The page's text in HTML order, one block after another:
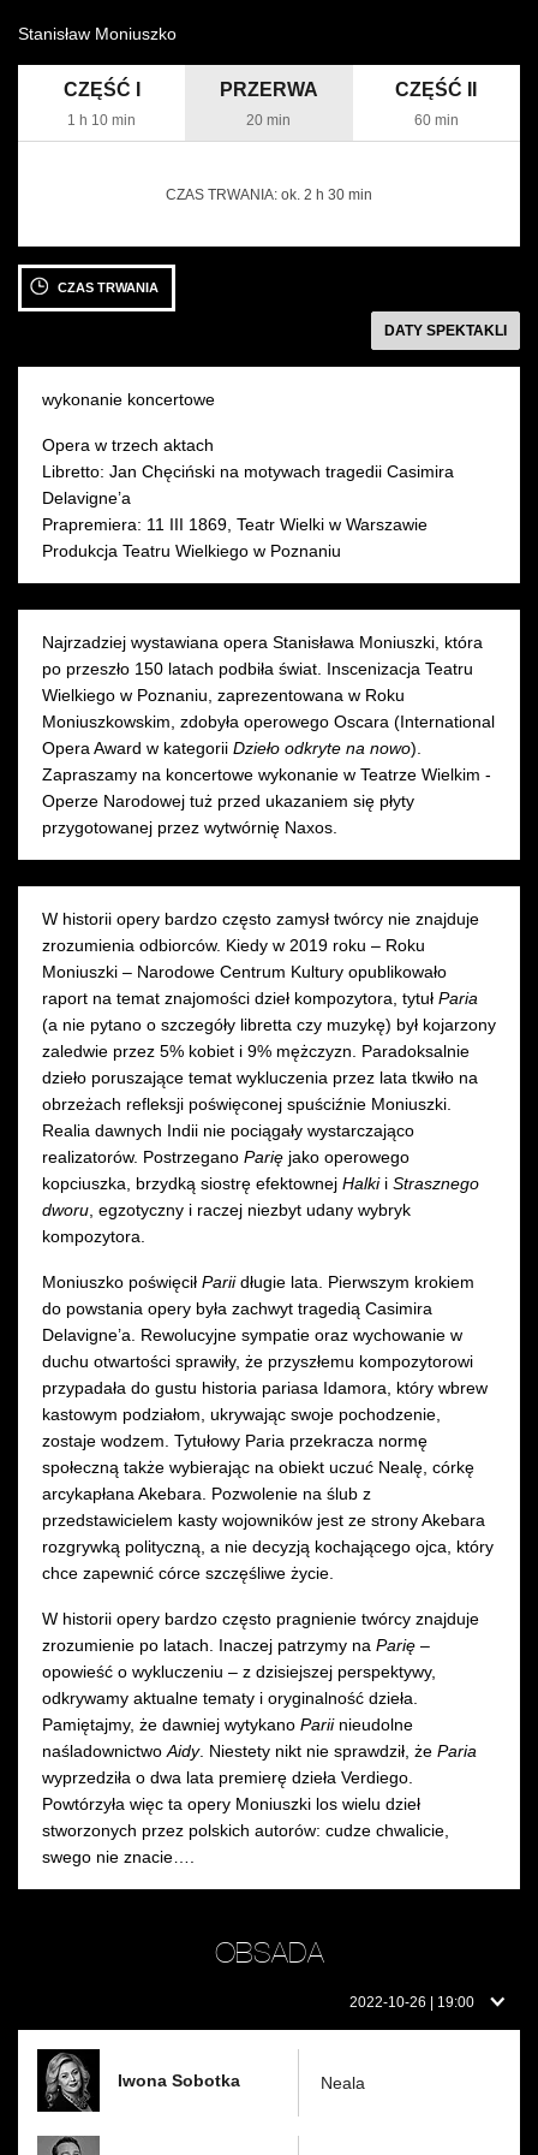
Wynajem kostiumów
Wynajem rekwizytów
Fundusze unijne
Dotacje celowe
Stanisław Moniuszko
CZĘŚĆ I
1 h 10 min
PRZERWA
20 min
CZĘŚĆ II
60 min
CZAS TRWANIA: ok. 2 h 30 min
następnyDATY SPEKTAKLI
CZAS TRWANIA
wykonanie koncertowe
Opera w trzech aktach
Libretto: Jan Chęciński na motywach tragedii Casimira
Delavigne’a
Prapremiera: 11 III 1869, Teatr Wielki w Warszawie
Produkcja Teatru Wielkiego w Poznaniu
Najrzadziej wystawiana opera Stanisława Moniuszki, która
po przeszło 150 latach podbiła świat. Inscenizacja Teatru
Wielkiego w Poznaniu, zaprezentowana w Roku
Moniuszkowskim, zdobyła operowego Oscara (International
Opera Award w kategorii Dzieło odkryte na nowo).
Zapraszamy na koncertowe wykonanie w Teatrze Wielkim -
Operze Narodowej tuż przed ukazaniem się płyty
przygotowanej przez wytwórnię Naxos.
W historii opery bardzo często zamysł twórcy nie znajduje
zrozumienia odbiorców. Kiedy w 2019 roku – Roku
Moniuszki – Narodowe Centrum Kultury opublikowało
raport na temat znajomości dzieł kompozytora, tytuł Paria
(a nie pytano o szczegóły libretta czy muzykę) był kojarzony
zaledwie przez 5% kobiet i 9% mężczyzn. Paradoksalnie
dzieło poruszające temat wykluczenia przez lata tkwiło na
obrzeżach refleksji poświęconej spuściźnie Moniuszki.
Realia dawnych Indii nie pociągały wystarczająco
realizatorów. Postrzegano Parię jako operowego
kopciuszka, brzydką siostrę efektownej Halkii Strasznego
dworu, egzotyczny i raczej niezbyt udany wybryk
kompozytora.
Moniuszko poświęcił Pariidługie lata. Pierwszym krokiem
do powstania opery była zachwyt tragedią Casimira
Delavigne’a. Rewolucyjne sympatie oraz wychowanie w
duchu otwartości sprawiły, że przyszłemu kompozytorowi
przypadała do gustu historia pariasa Idamora, który wbrew
kastowym podziałom, ukrywając swoje pochodzenie,
zostaje wodzem. Tytułowy Paria przekracza normę
społeczną także wybierając na obiekt uczuć Nealę, córkę
arcykapłana Akebara. Pozwolenie na ślub z
przedstawicielem kasty wojowników jest ze strony Akebara
rozgrywką polityczną, a nie decyzją kochającego ojca, który
chce zapewnić córce szczęśliwe życie.
W historii opery bardzo często pragnienie twórcy znajduje
zrozumienie po latach. Inaczej patrzymy na Parię –
opowieść o wykluczeniu – z dzisiejszej perspektywy,
odkrywamy aktualne tematy i oryginalność dzieła.
Pamiętajmy, że dawniej wytykano Parii nieudolne
naśladownictwoAidy. Niestety nikt nie sprawdził, że Paria
wyprzedziła o dwa lata premierę dzieła Verdiego.
Powtórzyła więc ta opery Moniuszki los wielu dzieł
stworzonych przez polskich autorów: cudze chwalicie,
swego nie znacie….
OBSADA
dniu:
2022-10-26 | 19:00
Iwona Sobotka Neala